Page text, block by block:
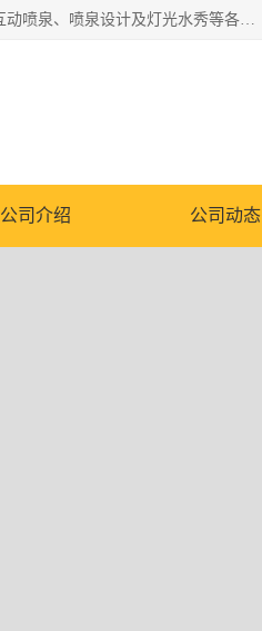
湖北奇通瑞科技有限公司（penquan.cn.b2b168.com）业务范围涵盖：音乐喷泉、旱地喷泉、互动喷泉、喷泉设计及灯光水秀等各类水景工程，广泛应用于公园、城市广场、商业综合体、旅游景区、住宅社区等领域。
公司介绍 公司动态